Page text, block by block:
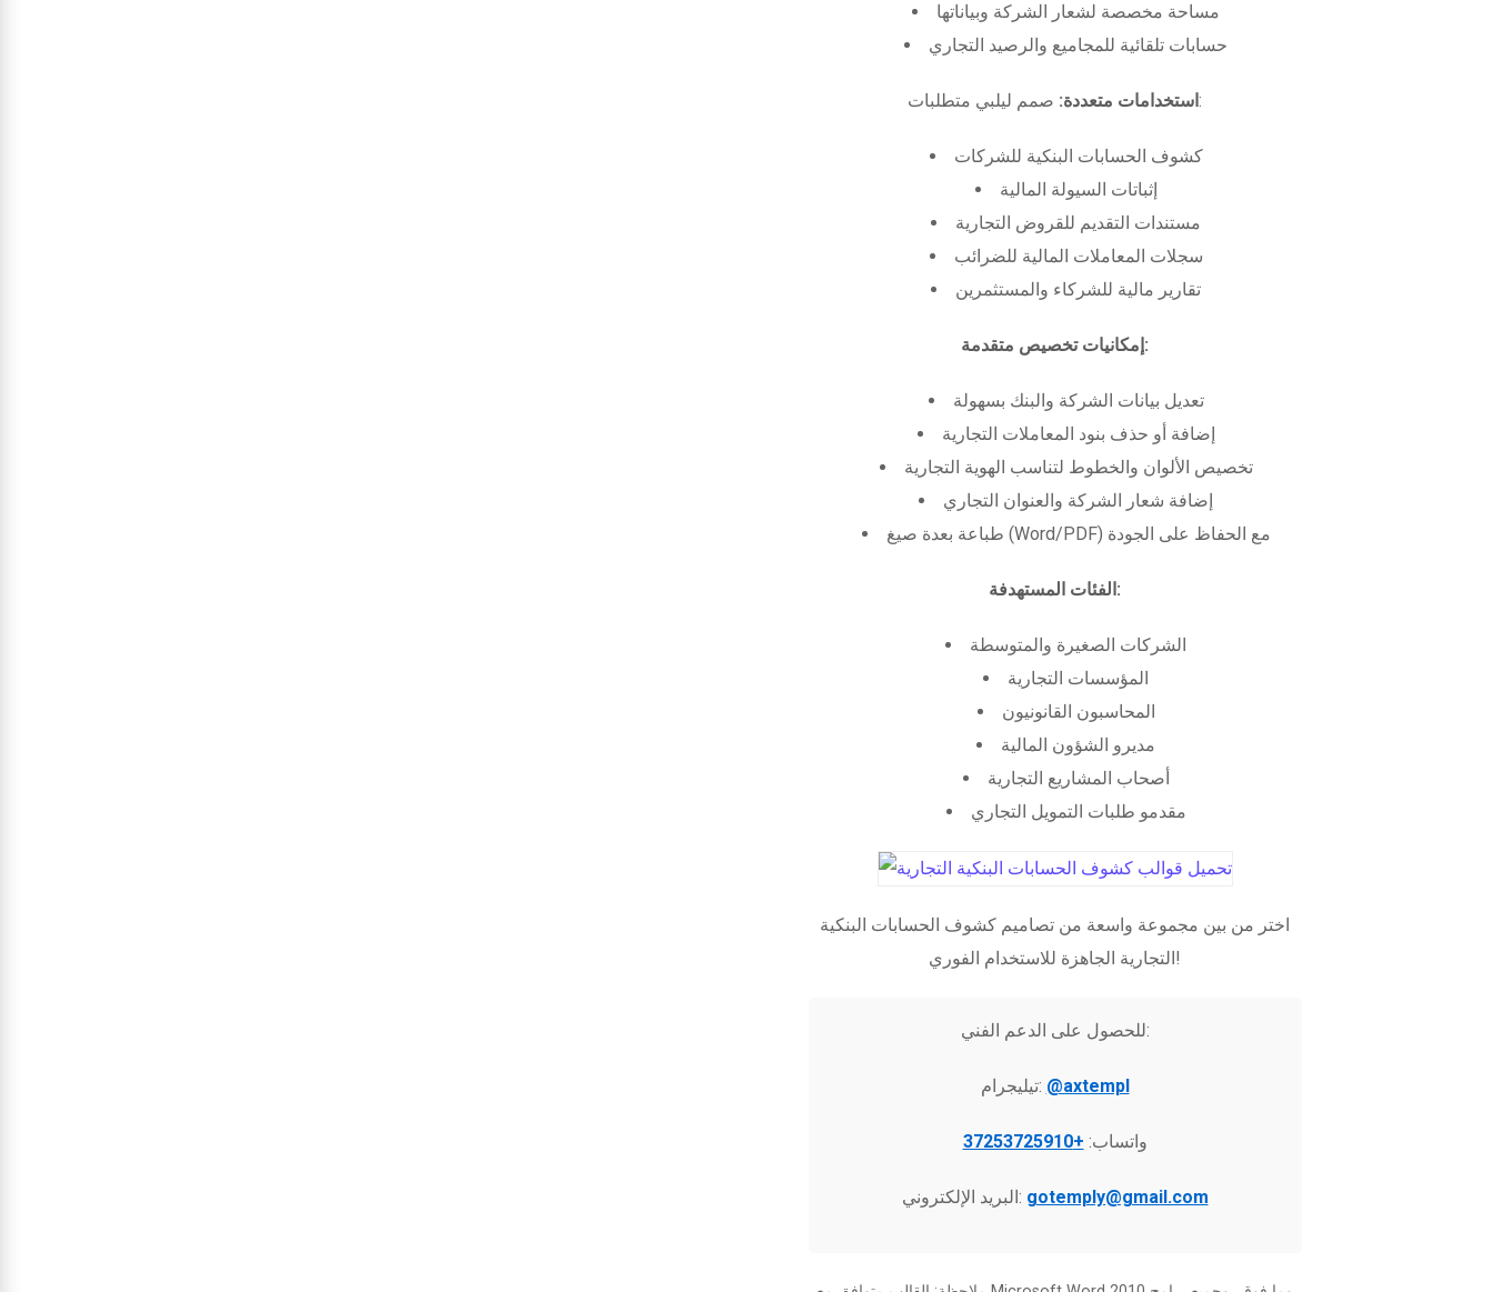
مساحة مخصصة لشعار الشركة وبياناتها
حسابات تلقائية للمجاميع والرصيد التجاري
استخدامات متعددة:صمم ليلبي متطلبات:
كشوف الحسابات البنكية للشركات
إثباتات السيولة المالية
مستندات التقديم للقروض التجارية
سجلات المعاملات المالية للضرائب
تقارير مالية للشركاء والمستثمرين
إمكانيات تخصيص متقدمة:
تعديل بيانات الشركة والبنك بسهولة
إضافة أو حذف بنود المعاملات التجارية
تخصيص الألوان والخطوط لتناسب الهوية التجارية
إضافة شعار الشركة والعنوان التجاري
طباعة بعدة صيغ (Word/PDF) مع الحفاظ على الجودة
الفئات المستهدفة:
الشركات الصغيرة والمتوسطة
المؤسسات التجارية
المحاسبون القانونيون
مديرو الشؤون المالية
أصحاب المشاريع التجارية
مقدمو طلبات التمويل التجاري
اختر من بين مجموعة واسعة من تصاميم كشوف الحسابات البنكية
التجارية الجاهزة للاستخدام الفوري!
للحصول على الدعم الفني:
تيليجرام: @axtempl
واتساب: +37253725910
البريد الإلكتروني: gotemply@gmail.com